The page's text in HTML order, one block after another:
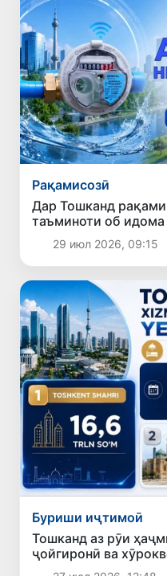
Рақамисозӣ
Дар Тошканд
таъминоти об
ҳисобкунакҳои
29 июл 2026, 09:15
Буриши иҷтимоӣ
Тошканд аз рӯи
ҷойгиронӣ ва
қарор гирифт